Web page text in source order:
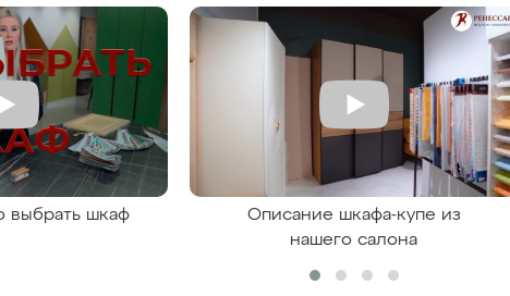
выбрать шкаф
Описание шкафа-купе из
нашего салона